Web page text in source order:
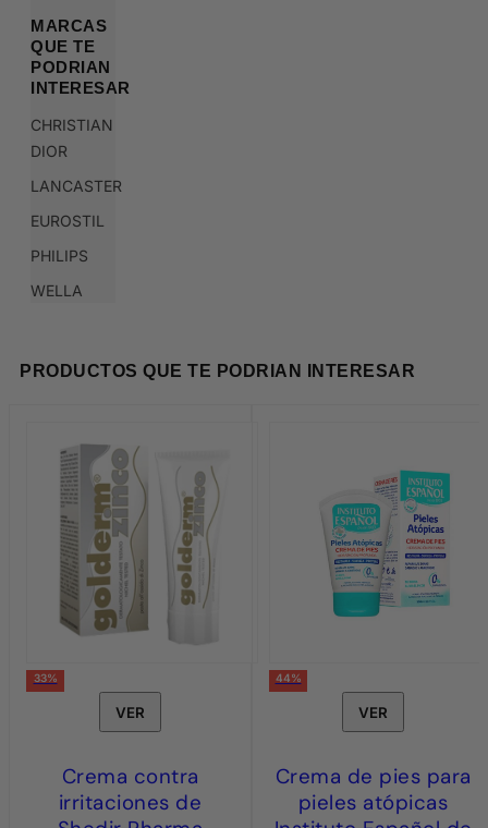
MARCAS
QUE TE
PODRIAN
INTERESAR
CHRISTIAN
DIOR
LANCASTER
EUROSTIL
PHILIPS
WELLA
PRODUCTOS QUE TE PODRIAN INTERESAR
33%
VER
Crema contra
irritaciones de
44%
VER
Crema de pies para
pieles atópicas